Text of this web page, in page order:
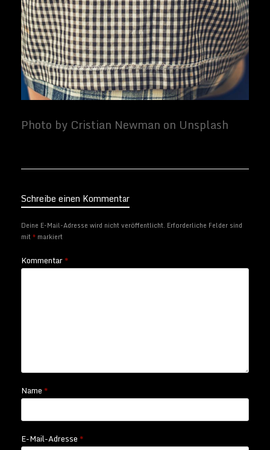
Schreibe einen Kommentar
Deine E-Mail-Adresse wird nicht veröffentlicht. Erforderliche Felder sind
mit* markiert
Kommentar*
Name*
E-Mail-Adresse*